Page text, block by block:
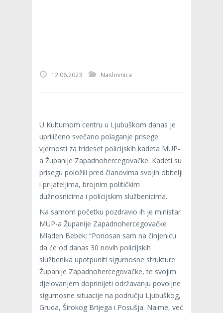
12.06.2023 Naslovnica
U Kulturnom centru u Ljubuškom danas je
upriličeno svečano polaganje prisege
vjernosti za trideset policijskih kadeta MUP-
a Županije Zapadnohercegovačke. Kadeti su
prisegu položili pred članovima svojih obitelji
i prijateljima, brojnim političkim
dužnosnicima i policijskim službenicima.
Na samom početku pozdravio ih je ministar
MUP-a Županije Zapadnohercegovačke
Mladen Bebek: “Ponosan sam na činjenicu
da će od danas 30 novih policijskih
službenika upotpuniti sigurnosne strukture
Županije Zapadnohercegovačke, te svojim
djelovanjem doprinijeti održavanju povoljne
sigurnosne situacije na području Ljubuškog,
Gruda, Širokog Brijega i Posušja. Naime, već